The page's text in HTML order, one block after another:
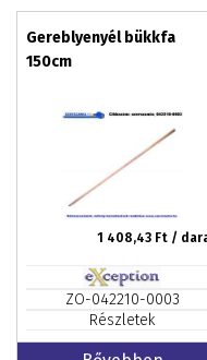
Gereblyenyél bükkfa
150cm
1 408,43 Ft /
ZO-042210-0003
Részletek